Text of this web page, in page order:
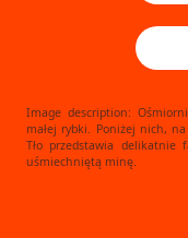
Image description:
małej rybki. Poniżej nich,
Tło przedstawia
uśmiechniętą minę.